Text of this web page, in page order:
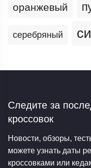
оранжевый
серебряный
Следите за
кроссовок
Новости, обзоры,
можете узнать даты
кроссовками или